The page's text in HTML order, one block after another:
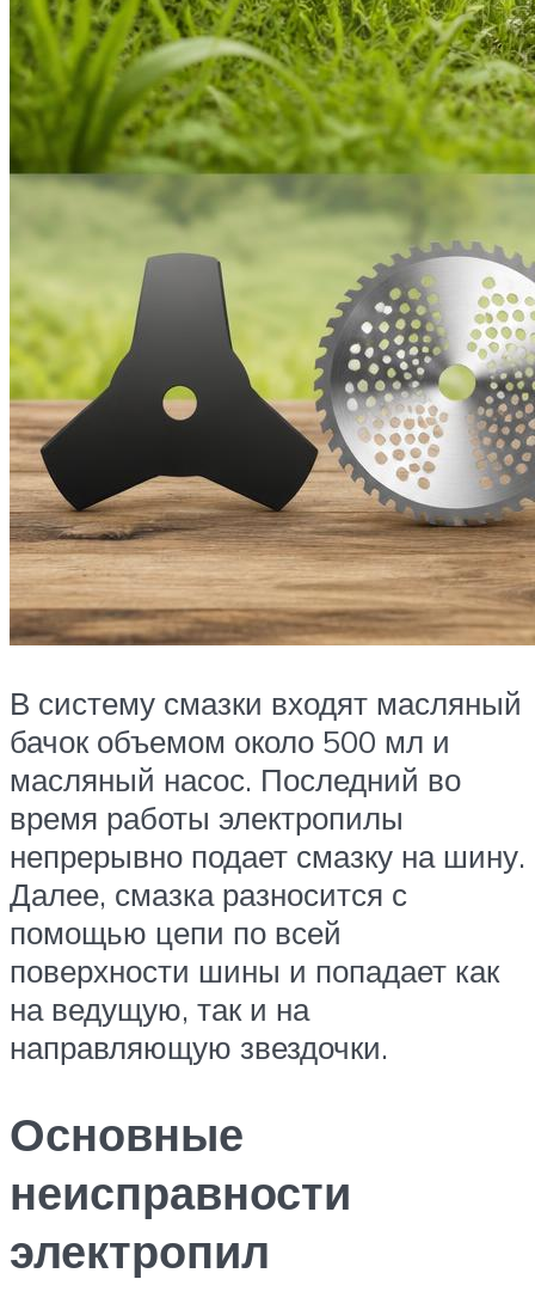
В систему смазки входят масляный
бачок объемом около 500 мл и
масляный насос. Последний во
время работы электропилы
непрерывно подает смазку на шину.
Далее, смазка разносится с
помощью цепи по всей
поверхности шины и попадает как
на ведущую, так и на
направляющую звездочки.
Основные
неисправности
электропил